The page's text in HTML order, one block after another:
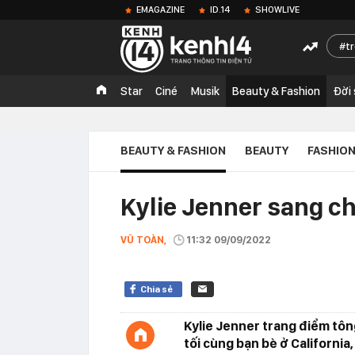
EMAGAZINE ID.14 SHOWLIVE
Star Ciné Musik Beauty & Fashion Đời
BEAUTY & FASHION BEAUTY FASHION
Kylie Jenner sang
VŨ TOÀN, 11:32 09/09/2022
Chia sẻ
Kylie Jenner trang điểm
tối cùng bạn bè ở